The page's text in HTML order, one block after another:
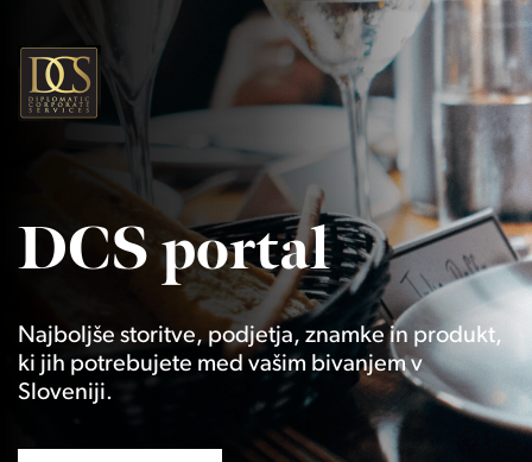
DCS portal
Najboljše storitve, podjetja, znamke in produkt,
ki jih potrebujete med vašim bivanjem v
Sloveniji.